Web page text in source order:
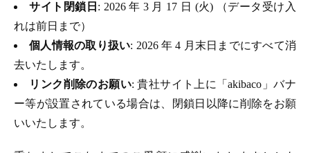
サイト閉鎖日 : 2026 年 3 月 17 日 (火) （データ受け入
れは前日まで）
個人情報の取り扱い: 2026 年 4 月末日までにすべて消
去いたします。
リンク削除のお願い: 貴社サイト上に「akibaco」バナ
ー等が設置されている場合は、閉鎖日以降に削除をお願
いいたします。